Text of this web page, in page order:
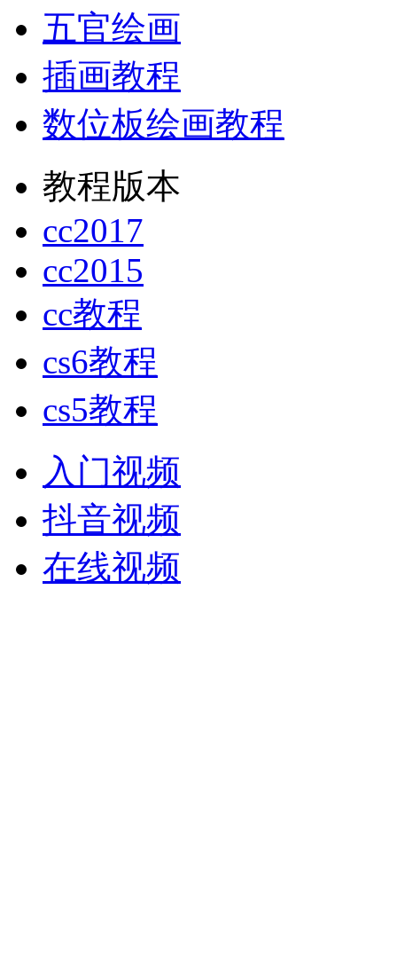
五官绘画
插画教程
数位板绘画教程
教程版本
cc2017
cc2015
cc教程
cs6教程
cs5教程
入门视频
抖音视频
在线视频